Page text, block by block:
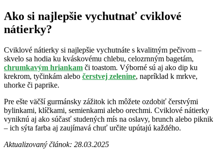
Ako si najlepšie vychutnať cviklové
nátierky?
Cviklové nátierky si najlepšie vychutnáte s kvalitným pečivom –
skvelo sa hodia ku kváskovému chlebu, celozrnným bagetám,
chrumkavým hriankam či toastom. Výborné sú aj ako dip ku
krekrom, tyčinkám alebo čerstvej zelenine, napríklad k mrkve,
uhorke či paprike.
Pre ešte väčší gurmánsky zážitok ich môžete ozdobiť čerstvými
bylinkami, klíčkami, semienkami alebo orechmi. Cviklové nátierky
vyniknú aj ako súčasť studených mís na oslavy, brunch alebo piknik
– ich sýta farba aj zaujímavá chuť určite upútajú každého.
Aktualizovaný článok: 28.03.2025